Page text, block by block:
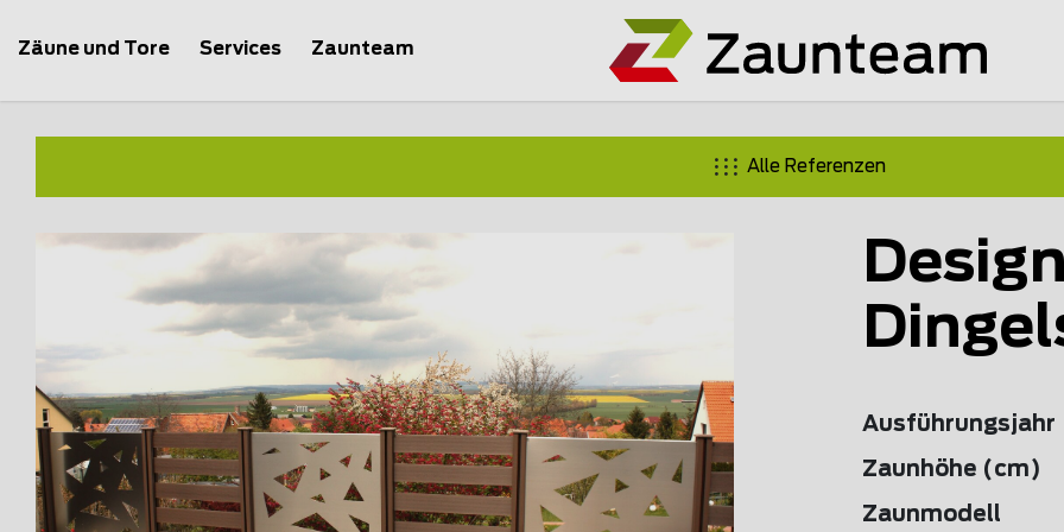
Zäune und Tore Services Zaunteam
Alle Referenzen
Ausführungsjahr
Zaunhöhe (cm)
Zaunmodell